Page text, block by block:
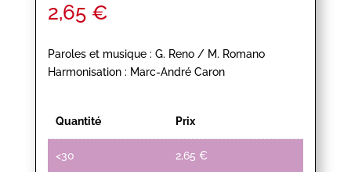
2,65 €
Paroles et musique : G. Reno / M. Romano
Harmonisation : Marc-André Caron
Quantité Prix
<30 2,65 €